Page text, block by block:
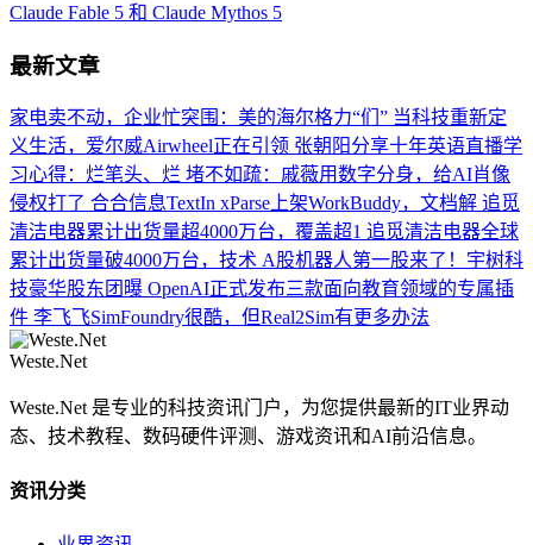
Claude Fable 5 和 Claude Mythos 5
最新文章
家电卖不动，企业忙突围：美的海尔格力“们” 当科技重新定
义生活，爱尔威Airwheel正在引领 张朝阳分享十年英语直播学
习心得：烂笔头、烂 堵不如疏：戚薇用数字分身，给AI肖像
侵权打了 合合信息TextIn xParse上架WorkBuddy，文档解 追觅
清洁电器累计出货量超4000万台，覆盖超1 追觅清洁电器全球
累计出货量破4000万台，技术 A股机器人第一股来了！宇树科
技豪华股东团曝 OpenAI正式发布三款面向教育领域的专属插
件 李飞飞SimFoundry很酷，但Real2Sim有更多办法
Weste.Net
Weste.Net 是专业的科技资讯门户，为您提供最新的IT业界动
态、技术教程、数码硬件评测、游戏资讯和AI前沿信息。
资讯分类